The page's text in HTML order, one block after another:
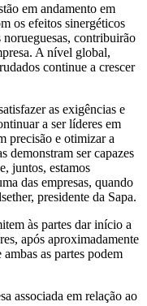
em andamento em
os efeitos sinergéticos
contribuirão
A nível global,
continue a crescer
as exigências e
a ser líderes em
precisão e otimizar a
demonstram ser capazes
juntos, estamos
das empresas, quando
presidente da Sapa.
às partes dar início a
após aproximadamente
as partes podem
associada em relação ao